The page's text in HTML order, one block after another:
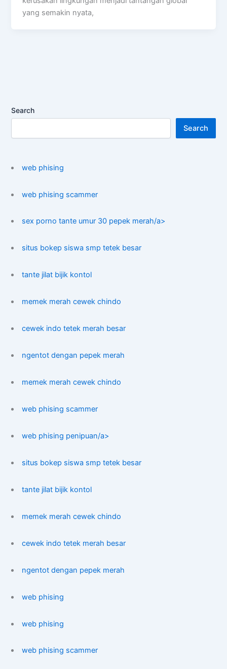
yang semakin nyata,
Search
Search
web phising
web phising scammer
sex porno tante umur 30 pepek merah/a>
situs bokep siswa smp tetek besar
tante jilat bijik kontol
memek merah cewek chindo
cewek indo tetek merah besar
ngentot dengan pepek merah
memek merah cewek chindo
web phising scammer
web phising penipuan/a>
situs bokep siswa smp tetek besar
tante jilat bijik kontol
memek merah cewek chindo
cewek indo tetek merah besar
ngentot dengan pepek merah
web phising
web phising
web phising scammer